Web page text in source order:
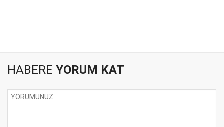
HABERE YORUM KAT